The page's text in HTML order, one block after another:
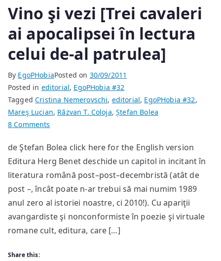
Vino şi vezi [Trei cavaleri
ai apocalipsei în lectura
celui de-al patrulea]
By EgoPHobiaPosted on 30/09/2011
Posted in editorial, EgoPHobia #32
TaggedCristina Nemerovschi, editorial, EgoPHobia #32,
Mareş Lucian, Răzvan T. Coloja,Ștefan Bolea
8 Comments
şi
vezi
[Trei
cavaleri
ai
în
lectura
de Ştefan Bolea click here for the English version
Editura Herg Benet deschide un capitol in incitant în
literatura română post–post–decembristă (atât de
post –, încât poate n-ar trebui să mai numim 1989
anul zero al istoriei noastre, ci 2010!). Cu apariţii
avangardiste şi nonconformiste în poezie şi virtuale
romane cult, editura, care […]
Share this: